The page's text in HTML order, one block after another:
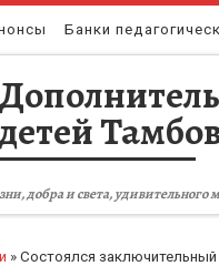
Банки
детей
добра и света, удивительного
» Состоялся заключительный